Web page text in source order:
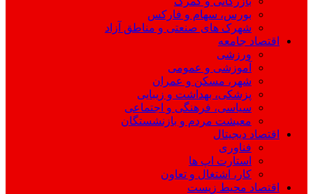
بورس، سهام و فارکس
شهرک های صنعتی و مناطق آزاد
اقتصاد جامعه
ورزشی
آموزشی و عمومی
شهر، مسکن و عمران
پزشکی، بهداشت و زیبایی
سیاسی، فرهنگی و اجتماعی
معیشت مردم و بازنشستگان
اقتصاد دیجیتال
فناوری
استارت اپ ها
کار، اشتغال و تعاون
اقتصاد محیط زیست